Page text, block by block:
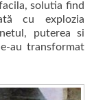
solutia find
cu explozia
puterea si
au transformat